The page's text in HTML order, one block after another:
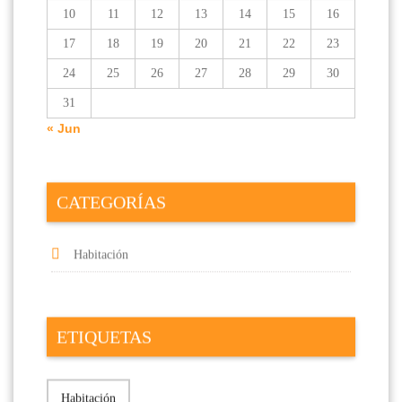
10 11 12 13 14 15 16
17 18 19 20 21 22 23
24 25 26 27 28 29 30
31
« Jun
CATEGORÍAS
Habitación
ETIQUETAS
Habitación